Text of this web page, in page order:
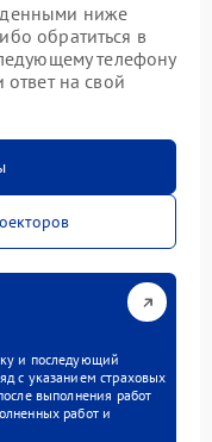
ниже
обратиться в
телефону
на свой
и последующий
с указанием страховых
выполнения работ
работ и